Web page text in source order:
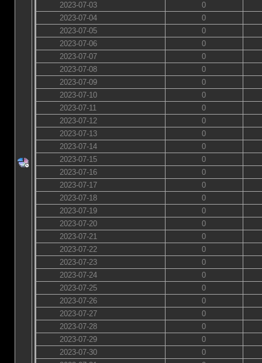
2023-07-03
0
2023-07-04
0
2023-07-05
0
2023-07-06
0
2023-07-07
0
2023-07-08
0
2023-07-09
0
2023-07-10
0
2023-07-11
0
2023-07-12
0
2023-07-13
0
2023-07-14
0
2023-07-15
0
2023-07-16
0
2023-07-17
0
2023-07-18
0
2023-07-19
0
2023-07-20
0
2023-07-21
0
2023-07-22
0
2023-07-23
0
2023-07-24
0
2023-07-25
0
2023-07-26
0
2023-07-27
0
2023-07-28
0
2023-07-29
0
2023-07-30
0